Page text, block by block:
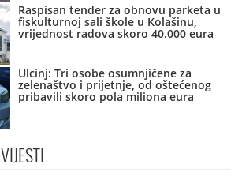
Raspisan tender za obnovu parketa u
fiskulturnoj sali škole u Kolašinu,
vrijednost radova skoro 40.000 eura
Ulcinj: Tri osobe osumnjičene za
zelenaštvo i prijetnje, od oštećenog
pribavili skoro pola miliona eura
VIJESTI